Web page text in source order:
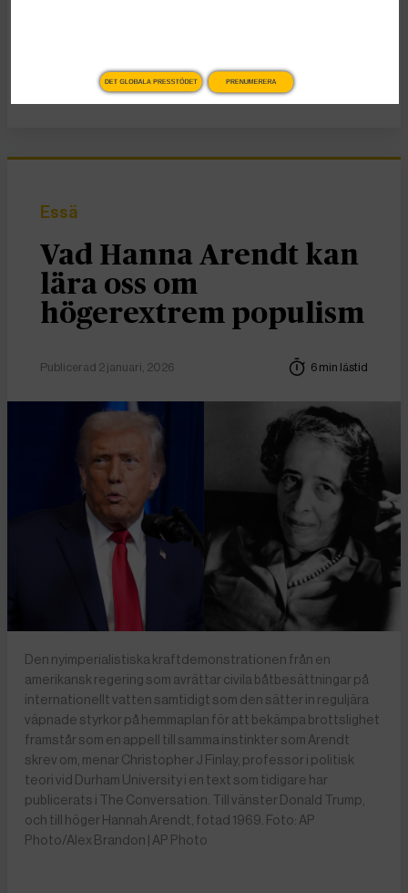
Nyheter
Essä
Vad Hanna Arendt kan
lära oss om
högerextrem populism
Publicerad 2 januari, 2026 6 min lästid
Den nyimperialistiska kraftdemonstrationen från en
amerikansk regering som avrättar civila båtbesättningar på
internationellt vatten samtidigt som den sätter in reguljära
väpnade styrkor på hemmaplan för att bekämpa brottslighet
framstår som en appell till samma instinkter som Arendt
skrev om, menar Christopher J Finlay, professor i politisk
teori vid Durham University i en text som tidigare har
publicerats i The Conversation. Till vänster Donald Trump,
och till höger Hannah Arendt, fotad 1969. Foto: AP
Photo/Alex Brandon | AP Photo
DET GLOBALA PRESSTÖDET PRENUMERERA